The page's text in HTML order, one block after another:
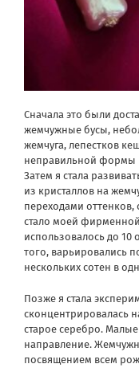
Сначала это были
жемчужные бусы,
жемчуга, лепестков
неправильной формы
Затем я стала
из кристаллов на
переходами
стало моей
использовалось до 10
того, варьировались
нескольких сотен в
Позже я стала
сконцентрировалась
старое серебро.
направление.
посвящением всем